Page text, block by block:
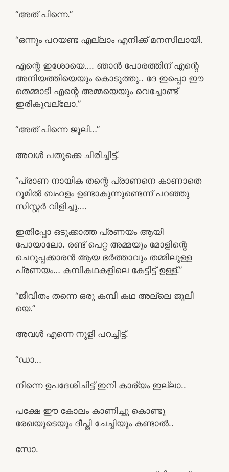
“അത് പിന്നെ.”
“ഒന്നും പറയണ്ട എല്ലാം എനിക്ക് മനസിലായി.
എന്റെ ഇശോയെ…. ഞാൻ പോരത്തിന് എന്റെ
അനിയത്തിയെയും കൊടുത്തു.. ദേ ഇപ്പൊ ഈ
തെമ്മാടി എന്റെ അമ്മയെയും വെച്ചോണ്ട്
ഇരികുവല്ലോ.”
“അത് പിന്നെ ജൂലി…”
അവൾ പതുക്കെ ചിരിച്ചിട്ട്.
“പ്രാണ നായിക തന്റെ പ്രാണനെ കാണാതെ
റൂമിൽ ബഹളം ഉണ്ടാകുന്നുണ്ടെന്ന് പറഞ്ഞു
സിസ്റ്റർ വിളിച്ചു….
ഇതിപ്പോ ഒടുക്കാത്ത പ്രണയം ആയി
പോയാലോ. രണ്ട് പെറ്റ അമ്മയും മോളിന്റെ
ചെറുപ്പക്കാരൻ ആയ ഭർത്താവും തമ്മിലുള്ള
പ്രണയം… കമ്പികഥകളിലെ കേട്ടിട്ട് ഉള്ള്.”
“ജീവിതം തന്നെ ഒരു കമ്പി കഥ അല്ലെ ജൂലി
യെ.”
അവൾ എന്നെ നുളി പറച്ചിട്ട്.
“ഡാ…
നിന്നെ ഉപദേശിചിട്ട് ഇനി കാര്യം ഇല്ലാ..
പക്ഷേ ഈ കോലം കാണിച്ചു കൊണ്ടു
രേഖയുടെയും ദീപ്തി ചേച്ചിയും കണ്ടാൽ..
സോ.